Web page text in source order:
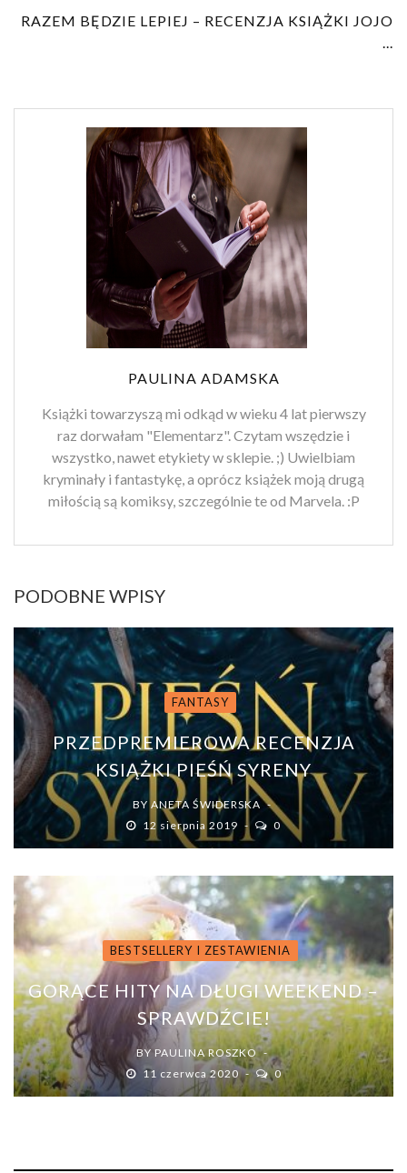
RAZEM BĘDZIE LEPIEJ – RECENZJA KSIĄŻKI JOJO
...
PAULINA ADAMSKA
Książki towarzyszą mi odkąd w wieku 4 lat pierwszy
raz dorwałam "Elementarz". Czytam wszędzie i
wszystko, nawet etykiety w sklepie. ;) Uwielbiam
kryminały i fantastykę, a oprócz książek moją drugą
miłością są komiksy, szczególnie te od Marvela. :P
PODOBNE WPISY
FANTASY
PRZEDPREMIEROWA RECENZJA
KSIĄŻKI PIEŚŃ SYRENY
BY ANETA ŚWIDERSKA
12 sierpnia 2019
0
BESTSELLERY I ZESTAWIENIA
GORĄCE HITY NA DŁUGI WEEKEND –
SPRAWDŹCIE!
BY PAULINA ROSZKO
11 czerwca 2020
0